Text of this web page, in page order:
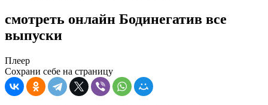
смотреть онлайн Бодинегатив все
выпуски
Плеер
Сохрани себе на страницу